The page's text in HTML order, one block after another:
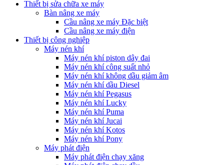
Thiết bị sửa chữa xe máy
Bàn nâng xe máy
Cầu nâng xe máy Đặc biệt
Cầu nâng xe máy điện
Thiết bị công nghiệp
Máy nén khí
Máy nén khí piston dây đai
Máy nén khí công suất nhỏ
Máy nén khí không dầu giảm âm
Máy nén khí dầu Diesel
Máy nén khí Pegasus
Máy nén khí Lucky
Máy nén khí Puma
Máy nén khí Jucai
Máy nén khí Kotos
Máy nén khí Pony
Máy phát điện
Máy phát điện chạy xăng